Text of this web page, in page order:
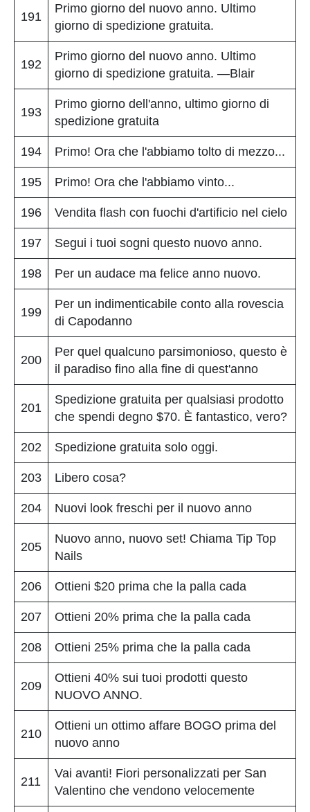
191
Primo giorno del nuovo anno. Ultimo
giorno di spedizione gratuita.
192
Primo giorno del nuovo anno. Ultimo
giorno di spedizione gratuita. —Blair
193
Primo giorno dell'anno, ultimo giorno di
spedizione gratuita
194 Primo! Ora che l'abbiamo tolto di mezzo...
195 Primo! Ora che l'abbiamo vinto...
196 Vendita flash con fuochi d'artificio nel cielo
197 Segui i tuoi sogni questo nuovo anno.
198 Per un audace ma felice anno nuovo.
199
Per un indimenticabile conto alla rovescia
di Capodanno
200
Per quel qualcuno parsimonioso, questo è
il paradiso fino alla fine di quest'anno
201
Spedizione gratuita per qualsiasi prodotto
che spendi degno $70. È fantastico, vero?
202 Spedizione gratuita solo oggi.
203 Libero cosa?
204 Nuovi look freschi per il nuovo anno
205
Nuovo anno, nuovo set! Chiama Tip Top
Nails
206 Ottieni $20 prima che la palla cada
207 Ottieni 20% prima che la palla cada
208 Ottieni 25% prima che la palla cada
209
Ottieni 40% sui tuoi prodotti questo
NUOVO ANNO.
210
Ottieni un ottimo affare BOGO prima del
nuovo anno
211
Vai avanti! Fiori personalizzati per San
Valentino che vendono velocemente